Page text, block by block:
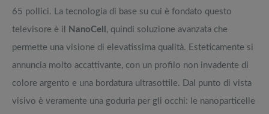
65 pollici. La tecnologia di base su cui è fondato questo
televisore è il
NanoCell , quindi soluzione avanzata che
permette una visione di elevatissima qualità. Esteticamente si
annuncia molto accattivante, con un profilo non invadente di
colore argento e una bordatura ultrasottile. Dal punto di vista
visivo è veramente una goduria per gli occhi: le nanoparticelle